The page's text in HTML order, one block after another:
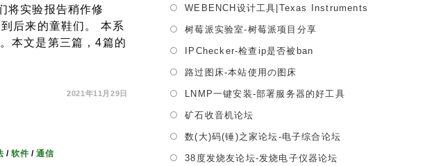
将实验报告稍作修
后来的童鞋们。 本系
本文是第三篇，4篇的
2021年11月29日
/软件 /通信
tab
new
WEBENCH设计工具|Texas Instruments
树莓派实验室-树莓派项目分享
tab
IPChecker-检查ip是否被ban
new
路过图床-本站使用の图床
a
tab
LNMP一键安装-部署服务器的好工具
矿石收音机论坛
a
new
数(大)码(锤)之家论坛-电子综合论坛Opens
38度发烧友论坛-发烧电子仪器论坛